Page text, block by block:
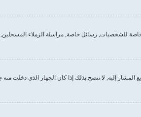
للشخصيات, رسائل خاصة, مراسلة الزملاء المسجلين,
إليه, لا ننصح بذلك إذا كان الجهاز الذي دخلت